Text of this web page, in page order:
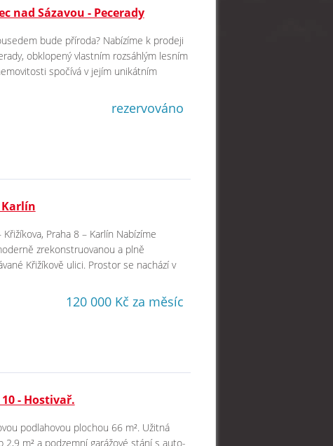
nad Sázavou - Pecerady
bude příroda? Nabízíme k prodeji
obklopený vlastním rozsáhlým lesním
spočívá v jejím unikátním
rezervováno
Karlín
Praha 8 – Karlín Nabízíme
zrekonstruovanou a plně
Křižíkově ulici. Prostor se nachází v
120 000 Kč za měsíc
- Hostivař.
podlahovou plochou 66 m². Užitná
m² a podzemní garážové stání s auto-